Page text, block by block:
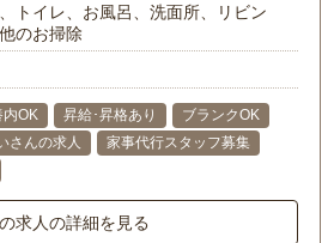
トイレ、お風呂、洗面所、リビン
のお掃除
内OK 昇給･昇格あり
ブランクOK
さんの求人
家事代行スタッフ募集
求人の詳細を見る